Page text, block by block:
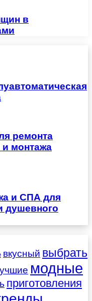
в
ремонта
и монтажа
и СПА для
душевного
вкусный выбрать
модные
приготовления